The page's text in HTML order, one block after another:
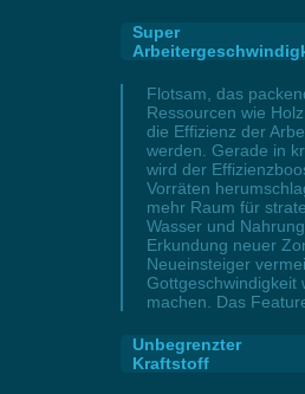
Super
Flotsam, das
Ressourcen wie
die Effizienz der
werden. Gerade in
wird der
Vorräten
mehr Raum für
Wasser und
Erkundung neuer
Neueinsteiger
Gottgeschwindigkeit
machen. Das
Unbegrenzter
Kraftstoff